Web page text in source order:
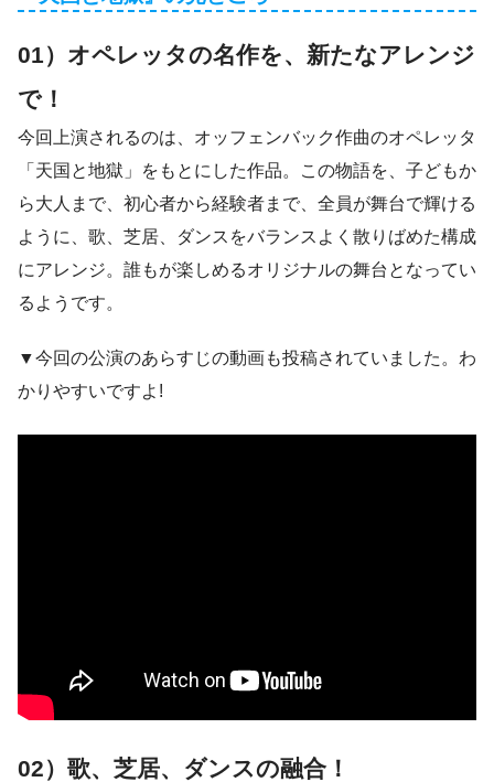
01）オペレッタの名作を、新たなアレンジ
で！
今回上演されるのは、オッフェンバック作曲のオペレッタ
「天国と地獄」をもとにした作品。この物語を、子どもか
ら大人まで、初心者から経験者まで、全員が舞台で輝ける
ように、歌、芝居、ダンスをバランスよく散りばめた構成
にアレンジ。誰もが楽しめるオリジナルの舞台となってい
るようです。
▼今回の公演のあらすじの動画も投稿されていました。わ
かりやすいですよ!
02）歌、芝居、ダンスの融合！